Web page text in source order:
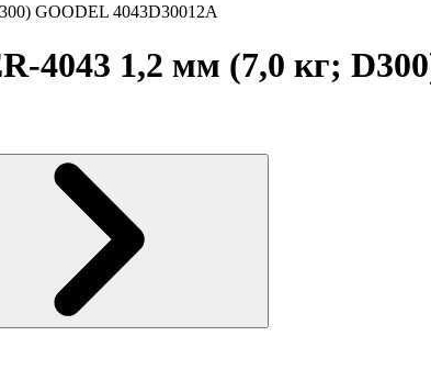
GOODEL 4043D30012A
4043 1,2 мм (7,0 кг;